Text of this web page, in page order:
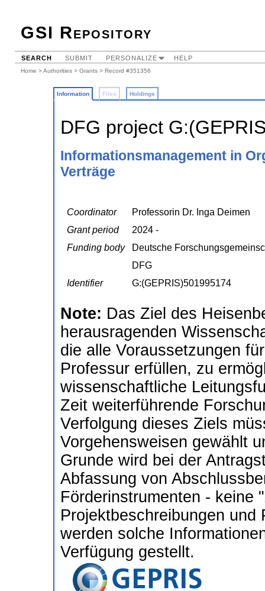
GSI Repository
SEARCH SUBMIT PERSONALIZE HELP
Home >Authorities > Grants > Record #351356
Information Files Holdings
DFG project
Informationsmanagement in
Verträge
Coordinator
Professorin Dr. Inga Deimen
Grant period
2024 -
Funding body
Deutsche
DFG
Identifier
G:(GEPRIS)501995174
Note: Das Ziel des
herausragenden
die alle Voraussetzungen
Professur erfüllen, zu
wissenschaftliche
Zeit weiterführende
Verfolgung dieses Ziels
Vorgehensweisen gewählt
Grunde wird bei der
Abfassung von
Förderinstrumenten - keine
Projektbeschreibungen und
werden solche
Verfügung gestellt.